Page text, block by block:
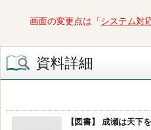
画面の変更点は「 システム対
資料詳細
【図書】 成瀬は天下